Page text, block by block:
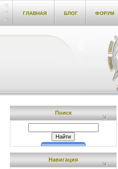
ГЛАВНАЯ БЛОГ ФОРУМ
Поиск
Навигация